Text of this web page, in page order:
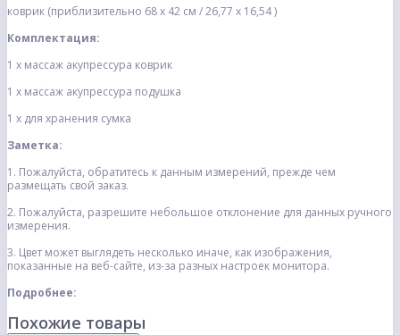
коврик (приблизительно 68 х 42 см / 26,77 х 16,54 )
Комплектация:
1 х массаж акупрессура коврик
1 х массаж акупрессура подушка
1 x для хранения сумка
Заметка:
1. Пожалуйста, обратитесь к данным измерений, прежде чем
размещать свой заказ.
2. Пожалуйста, разрешите небольшое отклонение для данных ручного
измерения.
3. Цвет может выглядеть несколько иначе, как изображения,
показанные на веб-сайте, из-за разных настроек монитора.
Подробнее:
Похожие товары